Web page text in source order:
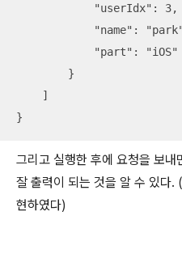
            "userIdx": 3,
"name":
            "part": "iOS"
        }
    ]
}
그리고 실행한 후에 요청을 보
잘 출력이 되는 것을 알 수 있다.
현하였다)